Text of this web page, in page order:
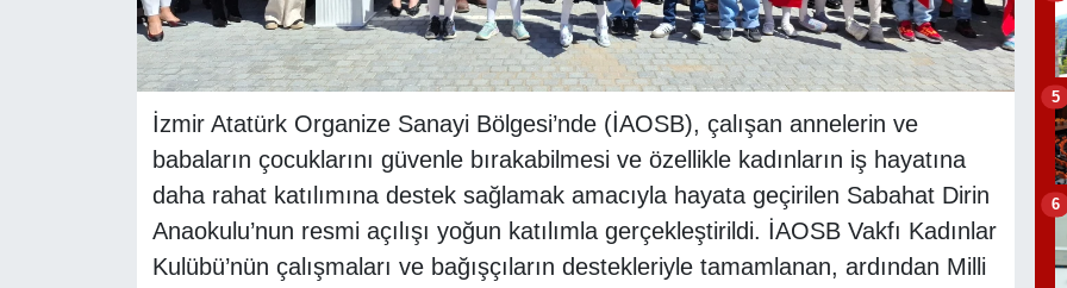
İzmir Atatürk Organize Sanayi Bölgesi’nde (İAOSB), çalışan annelerin ve
babaların çocuklarını güvenle bırakabilmesi ve özellikle kadınların iş hayatına
daha rahat katılımına destek sağlamak amacıyla hayata geçirilen Sabahat Dirin
Anaokulu’nun resmi açılışı yoğun katılımla gerçekleştirildi. İAOSB Vakfı Kadınlar
Kulübü’nün çalışmaları ve bağışçıların destekleriyle tamamlanan, ardından Milli
5
6